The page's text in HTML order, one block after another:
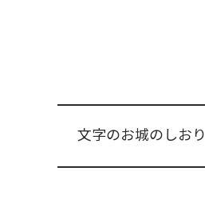
文字のお城のしおり